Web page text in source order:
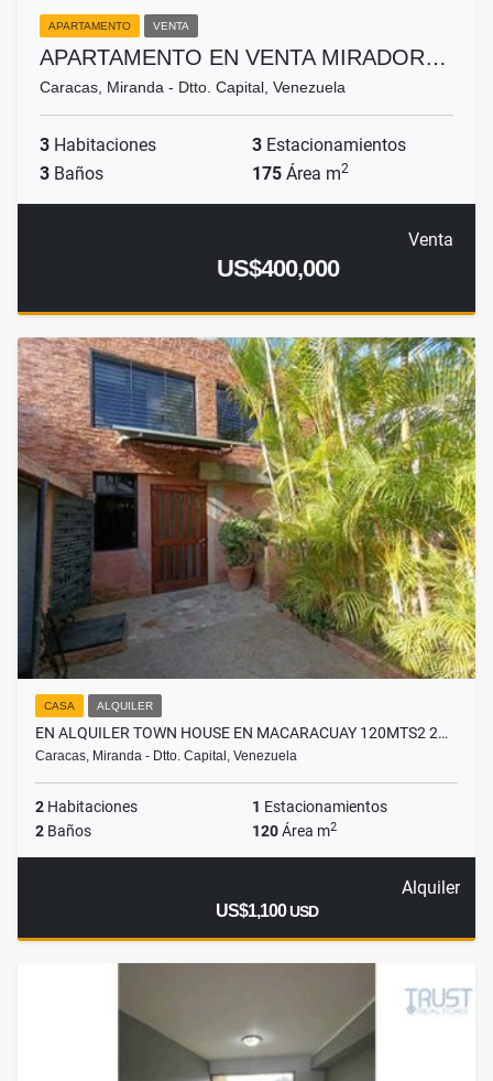
APARTAMENTO VENTA
APARTAMENTO EN VENTA MIRADOR…
Caracas, Miranda - Dtto. Capital, Venezuela
3 Habitaciones 3 Estacionamientos
3 Baños 175 Área m2
Venta
US$400,000
CASA ALQUILER
EN ALQUILER TOWN HOUSE EN MACARACUAY 120MTS2 2…
Caracas, Miranda - Dtto. Capital, Venezuela
2 Habitaciones 1 Estacionamientos
2 Baños 120Área m2
Alquiler
US$1,100USD